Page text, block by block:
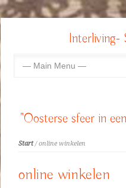
Interliving-
"Oosterse sfeer in
Start/ online winkelen
online winkelen